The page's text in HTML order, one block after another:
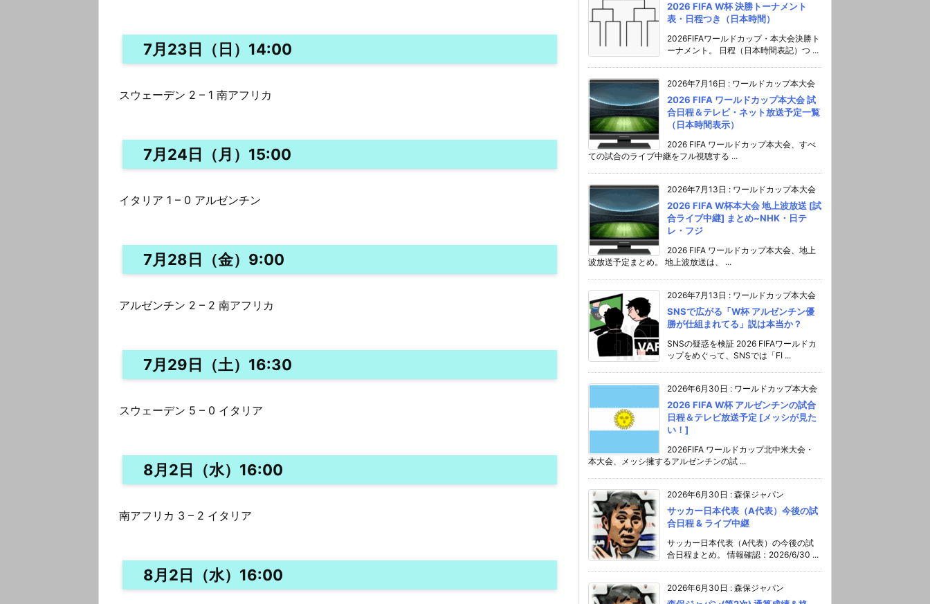
7月23日（日）14:00
スウェーデン 2 – 1 南アフリカ
7月24日（月）15:00
イタリア 1 – 0 アルゼンチン
7月28日（金）9:00
アルゼンチン 2 – 2 南アフリカ
7月29日（土）16:30
スウェーデン 5 – 0 イタリア
8月2日（水）16:00
南アフリカ 3 – 2 イタリア
8月2日（水）16:00
2026 FIFA W杯 決勝トーナメント
表・日程つき（日本時間）
2026FIFAワールドカップ・本大会決勝ト
ーナメント。 日程（日本時間表記）つ ...
2026年7月16日 : ワールドカップ本大会
2026 FIFA ワールドカップ本大会 試
合日程＆テレビ・ネット放送予定一覧
（日本時間表示）
2026 FIFA ワールドカップ本大会、すべ
ての試合のライブ中継をフル視聴する ...
2026年7月13日 : ワールドカップ本大会
2026 FIFA W杯本大会 地上波放送 [試
合ライブ中継] まとめ~NHK・日テ
レ・フジ
2026 FIFA ワールドカップ本大会、地上
波放送予定まとめ。 地上波放送は、 ...
2026年7月13日 : ワールドカップ本大会
SNSで広がる「W杯 アルゼンチン優
勝が仕組まれてる」説は本当か？
SNSの疑惑を検証 2026 FIFAワールドカ
ップをめぐって、SNSでは「FI ...
2026年6月30日 : ワールドカップ本大会
2026 FIFA W杯 アルゼンチンの試合
日程＆テレビ放送予定 [メッシが見た
い！]
2026FIFA ワールドカップ北中米大会・
本大会、メッシ擁するアルゼンチンの試 ...
2026年6月30日 : 森保ジャパン
サッカー日本代表（A代表）今後の試
合日程 & ライブ中継
サッカー日本代表（A代表）の今後の試
合日程まとめ。 情報確認：2026/6/30 ...
2026年6月30日 : 森保ジャパン